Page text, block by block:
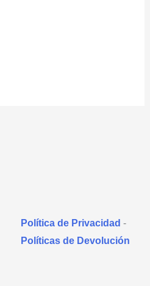
Política de Privacidad -
Políticas de Devolución